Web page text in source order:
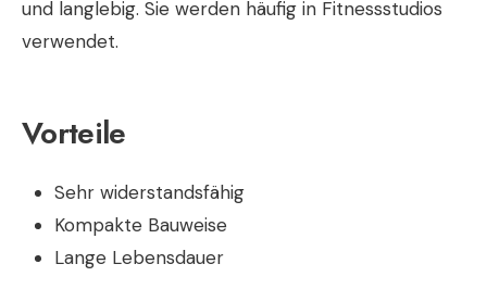
und langlebig. Sie werden häufig in Fitnessstudios
verwendet.
Vorteile
Sehr widerstandsfähig
Kompakte Bauweise
Lange Lebensdauer